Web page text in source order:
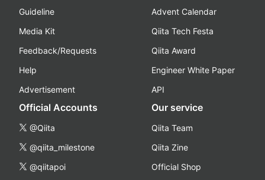
Guideline
Media Kit
Feedback/Requests
Help
Advertisement
Advent Calendar
Qiita Tech Festa
Qiita Award
Engineer White Paper
API
Official Accounts
@Qiita
@qiita_milestone
@qiitapoi
Our service
Qiita Team
Qiita Zine
Official Shop